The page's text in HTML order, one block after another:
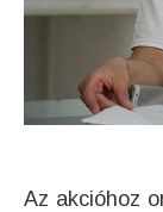
Az akcióhoz